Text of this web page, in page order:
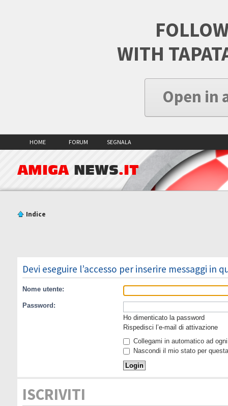
WITH
Open in
HOME FORUM SEGNALA
AMIGA NEWS.IT
Indice
Devi eseguire l’accesso per inserire messaggi in
Nome utente:
Password:
Ho dimenticato la password
Rispedisci l’e-mail di attivazione
Collegami in automatico ad
Nascondi il mio stato per
ISCRIVITI